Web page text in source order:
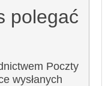
polegać
Poczty
wysłanych